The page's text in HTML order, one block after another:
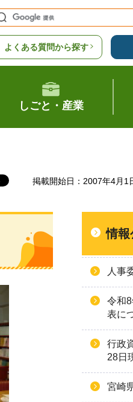
よくある質問から探す
しごと・産業
掲載開始日：2007年4月1
情報
人事
令和
表に
行政
28日
宮崎